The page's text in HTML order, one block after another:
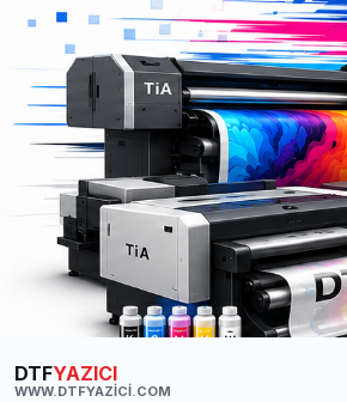
DTFYAZICI
WWW.DTFYAZICI.COM